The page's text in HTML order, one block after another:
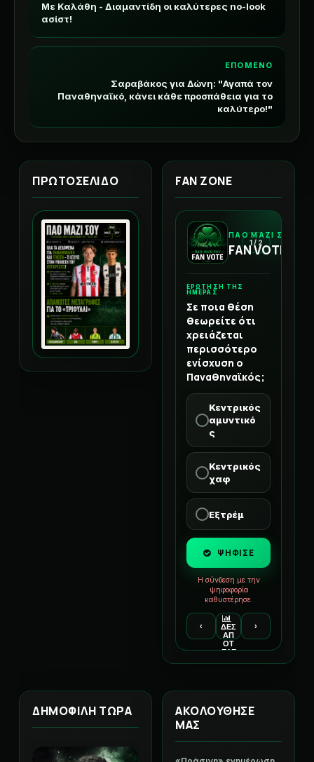
ΕΠΟΜΕΝΟ
Σαραβάκος για Δώνη: "Αγαπά τον
Παναθηναϊκό, κάνει κάθε προσπάθεια για το
καλύτερο!"
Με Καλάθη - Διαμαντίδη οι καλύτερες no-look
ασίστ!
ΠΡΩΤΟΣΕΛΙΔΟ FAN ZONE
ΠΑΟ ΜΑΖΙ ΣΟΥ
FAN VOTE
1 / 2
ΕΡΩΤΗΣΗ ΤΗΣ
ΗΜΕΡΑΣ
Σε ποια θέση
θεωρείτε ότι
χρειάζεται
περισσότερο
ενίσχυση ο
Παναθηναϊκός;
Κεντρικός
αμυντικό
ς
Κεντρικός
χαφ
Εξτρέμ
ΨΗΦΙΣΕ
Η σύνδεση με την
ψηφοφορία
καθυστέρησε.
‹
ΔΕΣ
ΑΠ
ΟΤ
ΕΛΕ
›
ΔΗΜΟΦΙΛΗ ΤΩΡΑ
ΑΚΟΛΟΥΘΗΣΕ
ΜΑΣ